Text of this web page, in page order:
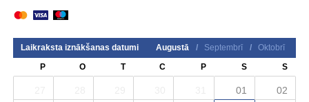
Laikraksta iznākšanas datumi Augustā / Septembrī /
Oktobrī
P
O T C P S S
01 02